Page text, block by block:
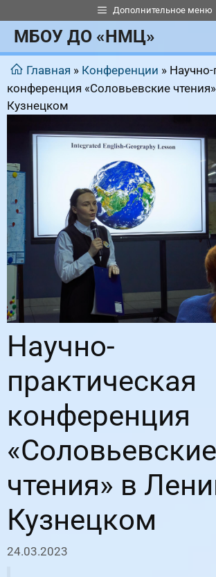
к
содержимому
Дополнительное меню
МБОУ ДО «НМЦ»
Главная » Конференции » Научно-
конференция «Соловьевские
Кузнецком
Научно-
практическая
конференция
«Соловьевские
чтения» в
Кузнецком
24.03.2023